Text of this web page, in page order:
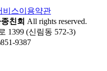
비스이용약관
친회 All rights reserved.
1399 (신림동 572-3)
9387